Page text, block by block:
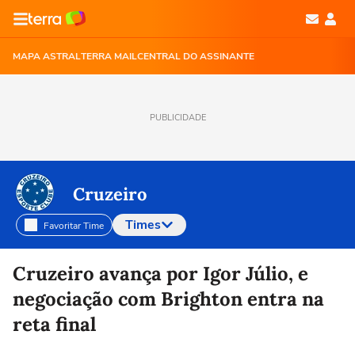
MAPA ASTRALTERRA MAILCENTRAL DO ASSINANTE
PUBLICIDADE
Cruzeiro
Favoritar Time Times
Selecione o time para ver as notícias
Cruzeiro avança por Igor Júlio, e
negociação com Brighton entra na
reta final